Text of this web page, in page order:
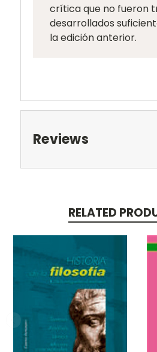
crítica que no fueron
desarrollados
la edición anterior.
Reviews
RELATED